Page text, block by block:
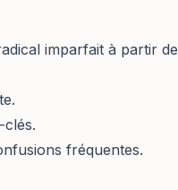
imparfait à partir de
fréquentes.